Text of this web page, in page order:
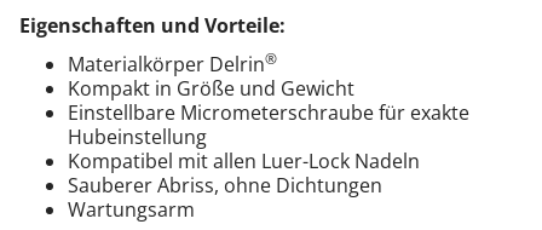
Eigenschaften und Vorteile:
Materialkörper Delrin®
Kompakt in Größe und Gewicht
Einstellbare Micrometerschraube für exakte
Hubeinstellung
Kompatibel mit allen Luer-Lock Nadeln
Sauberer Abriss, ohne Dichtungen
Wartungsarm